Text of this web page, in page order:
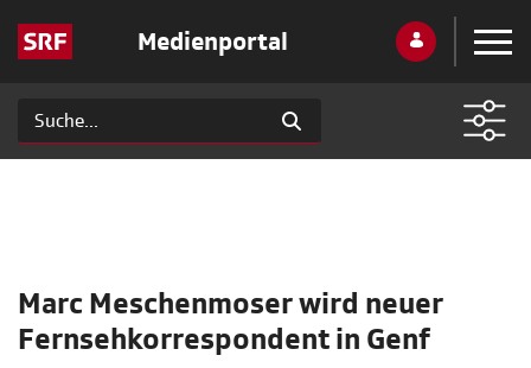
Medienportal
Marc Meschenmoser wird neuer
Fernsehkorrespondent in Genf